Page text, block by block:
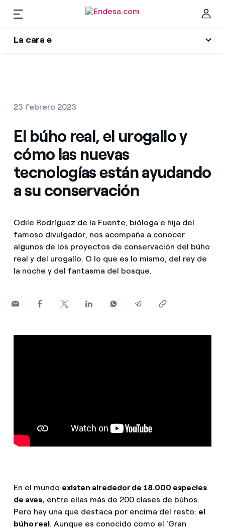
La cara e
Autores
Blog de Endesa
Music Lover
La era de la electrificación
El legado que seremos
Hogares
Encuentra la tarifa que más te conviene
Compara nuestras tarifas de empresa y ahorra
¿Cómo ver mis facturas de Endesa?
¿Cómo cambiar el titular del contrato?
¿Has recibido una oferta para cambiar de
Ofertas para autónomos y Pymes
¿Gestionas varias comunidades de propietarios?
Servicios
Movilidad
PARA TI
Solar
Climatización
ES
23 febrero 2023
El búho real, el urogallo y
cómo las nuevas
tecnologías están ayudando
a su conservación
Odile Rodríguez de la Fuente, bióloga e hija del
famoso divulgador, nos acompaña a conocer
algunos de los proyectos de conservación del búho
real y del urogallo. O lo que es lo mismo, del rey de
la noche y del fantasma del bosque.
En el mundo existen alrededor de 18.000 especies
de aves, entre ellas más de 200 clases de búhos.
Pero hay una que destaca por encima del resto: el
búho real. Aunque es conocido como el ‘Gran